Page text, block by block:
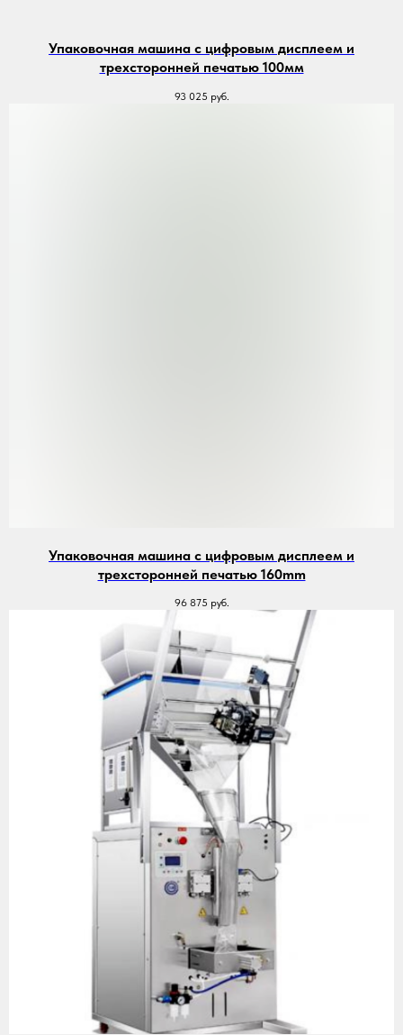
Упаковочная машина с цифровым дисплеем и
трехсторонней печатью 100мм
93 025 руб.
Упаковочная машина с цифровым дисплеем и
трехсторонней печатью 160mm
96 875 руб.